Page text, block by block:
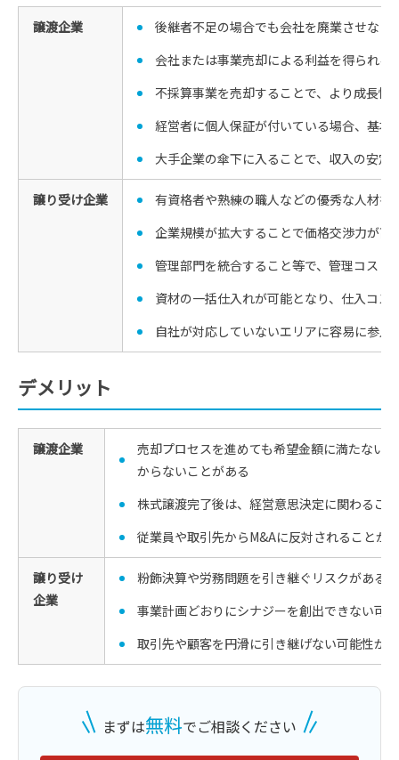
譲渡企業
後継者不足の場合でも会社を廃業させなく
会社または事業売却による利益を得られる
不採算事業を売却することで、より成長
経営者に個人保証が付いている場合、基本
大手企業の傘下に入ることで、収入の安定
譲り受け企業
有資格者や熟練の職人などの優秀な人材を
企業規模が拡大することで価格交渉力が高
管理部門を統合すること等で、管理コスト
資材の一括仕入れが可能となり、仕入コス
自社が対応していないエリアに容易に参入
デメリット
譲渡企業
売却プロセスを進めても希望金額に満たない
からないことがある
株式譲渡完了後は、経営意思決定に関わるこ
従業員や取引先からM&Aに反対されることが
譲り受け
企業
粉飾決算や労務問題を引き継ぐリスクがある
事業計画どおりにシナジーを創出できない可
取引先や顧客を円滑に引き継げない可能性が
まずは無料でご相談ください